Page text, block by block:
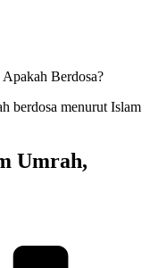
Berdosa?
Umrah,